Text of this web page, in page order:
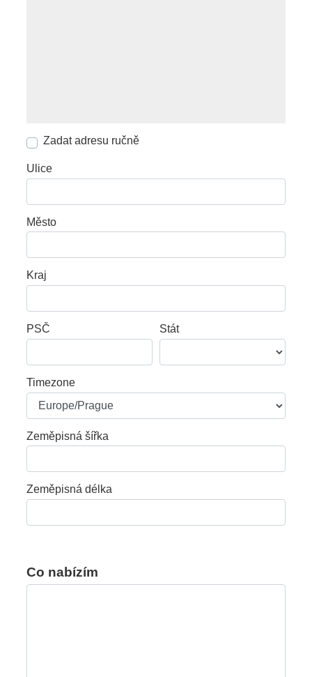
Zadat adresu ručně
Ulice
Město
Kraj
PSČ Stát
Timezone
Zeměpisná šířka
Zeměpisná délka
Co nabízím